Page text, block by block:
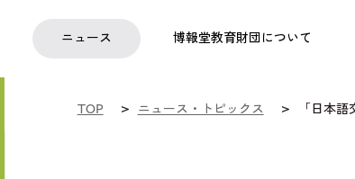
ニュース 博報堂教育財団について
博報賞 児童教育実践
についての研究助成 奨学金 フェローシップ
TOP ニュース・トピックス 「日本